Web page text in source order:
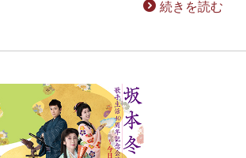
続きを読む